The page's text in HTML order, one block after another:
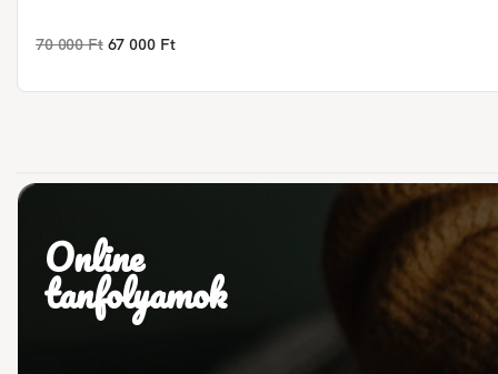
70 000 Ft 67 000 Ft
Online
tanfolyamok